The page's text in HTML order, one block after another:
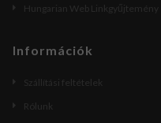
Hungarian Web Linkgyűjtemény
Információk
Szállítási feltételek
Rólunk